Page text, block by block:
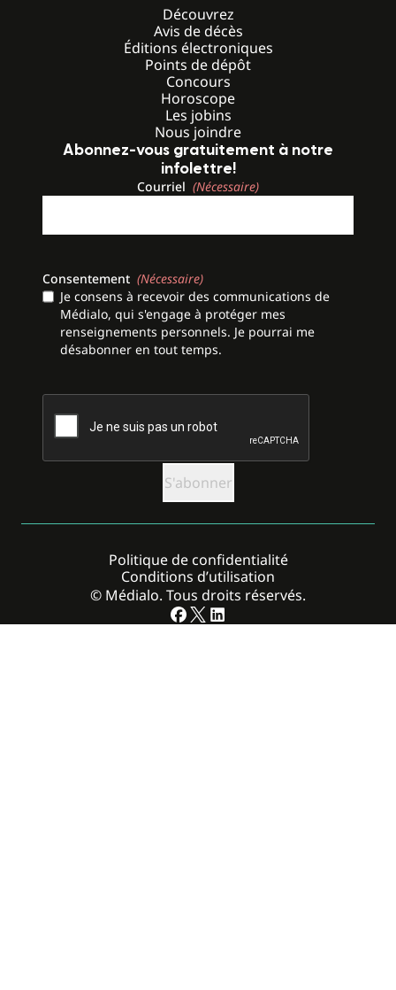
Découvrez
Avis de décès
Éditions électroniques
Points de dépôt
Concours
Horoscope
Les jobins
Nous joindre
Abonnez-vous gratuitement à notre
infolettre!
Courriel (Nécessaire)
Consentement (Nécessaire)
Je consens à recevoir des communications de
Médialo, qui s'engage à protéger mes
renseignements personnels. Je pourrai me
désabonner en tout temps.
© Médialo. Tous droits réservés.
Politique de confidentialité
Conditions d’utilisation